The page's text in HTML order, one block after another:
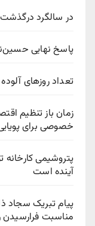
در سالگرد
پاسخ نهایی
تعداد روزهای آلوده با
زمان باز تنظیم
خصوصی برای
پتروشیمی
آینده است
پیام تبریک سجاد
مناسبت فرارسیدن